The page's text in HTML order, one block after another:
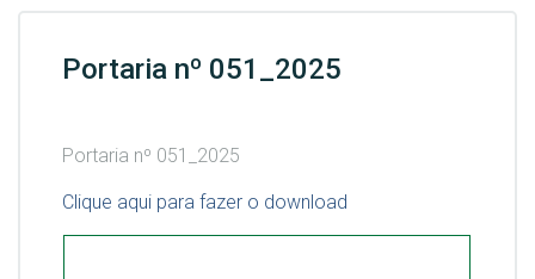
Portaria nº 051_2025
Portaria nº 051_2025
Clique aqui para fazer o download